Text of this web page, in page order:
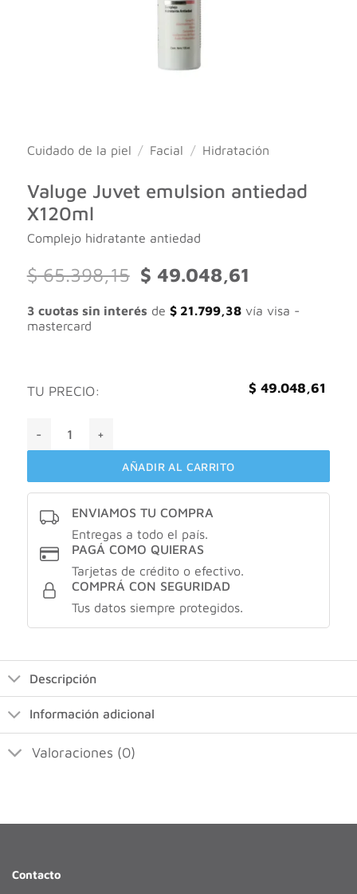
Cuidado de la piel / Facial / Hidratación
Valuge Juvet emulsion antiedad
X120ml
Complejo hidratante antiedad
$65.398,15
El
precio
original
era:
$ 49.048,61
es:
3 cuotas sin interés de $21.799,38vía visa -
mastercard
TU PRECIO: $ 49.048,61
AÑADIR AL CARRITO
ENVIAMOS TU COMPRA
Entregas a todo el país.
PAGÁ COMO QUIERAS
Tarjetas de crédito o efectivo.
COMPRÁ CON SEGURIDAD
Tus datos siempre protegidos.
Descripción
Información adicional
Valoraciones (0)
Contacto